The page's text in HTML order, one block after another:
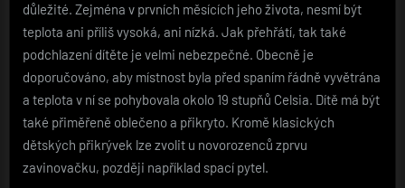
důležité. Zejména v prvních měsících jeho života, nesmí být
teplota ani příliš vysoká, ani nízká. Jak přehřátí, tak také
podchlazení dítěte je velmi nebezpečné. Obecně je
doporučováno, aby místnost byla před spaním řádně vyvětrána
a teplota v ní se pohybovala okolo 19 stupňů Celsia. Dítě má být
také přiměřeně oblečeno a přikryto. Kromě klasických
dětských přikrývek lze zvolit u novorozenců zprvu
zavinovačku, později například spací pytel.